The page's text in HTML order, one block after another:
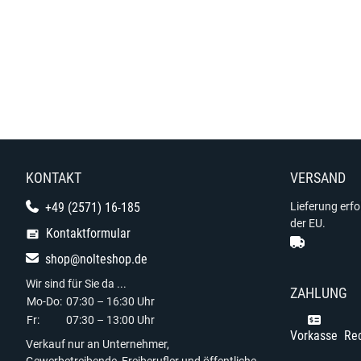
KONTAKT
+49 (2571) 16-185
Kontaktformular
shop@nolteshop.de
Wir sind für Sie da ...
Mo-Do: 07:30 – 16:30 Uhr
Fr:
07:30 – 13:00 Uhr
Verkauf nur an Unternehmer,
VERSAND
Lieferung
der EU.
ZAHLUNG
Vorkasse